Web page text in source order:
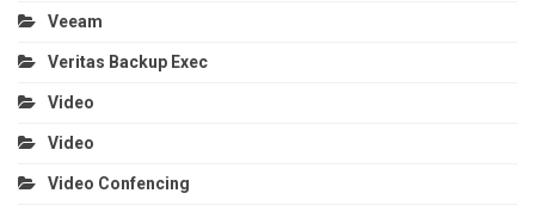
Veeam
Veritas Backup Exec
Video
Video
Video Confencing